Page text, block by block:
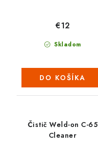
Skladom
€12
DO KOŠÍKA
Čistič Weld-on C-65
Cleaner